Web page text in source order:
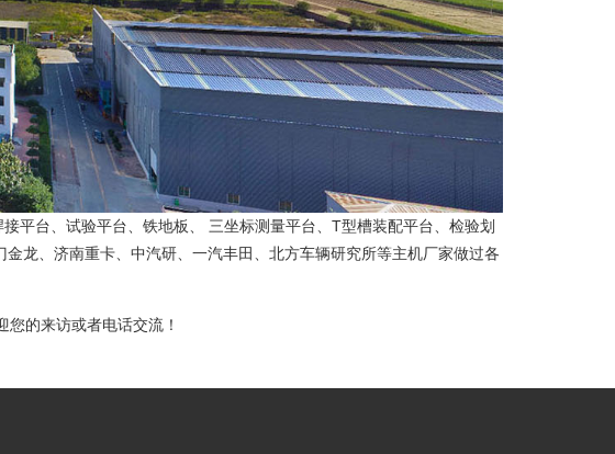
平台、试验平台、铁地板、 三坐标测量平台、T型槽装配平台、检验划
龙、济南重卡、中汽研、一汽丰田、北方车辆研究所等主机厂家做过各
的来访或者电话交流！